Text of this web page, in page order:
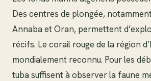
Des centres de plongée,
Annaba et Oran, permettent
récifs. Le corail rouge de la région
mondialement reconnu. Pour les
tuba suffisent à observer la faune